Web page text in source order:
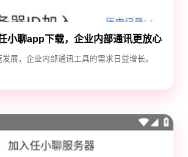
小聊app下载，企业内部通讯更放心
展，企业内部通讯工具的需求日益增长。